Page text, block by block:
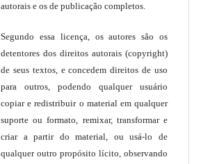
autorais e os de publicação completos.
Segundo essa licença, os autores são os
detentores dos direitos autorais (copyright)
de seus textos, e concedem direitos de uso
para outros, podendo qualquer usuário
copiar e redistribuir o material em qualquer
suporte ou formato, remixar, transformar e
criar a partir do material, ou usá-lo de
qualquer outro propósito lícito, observando